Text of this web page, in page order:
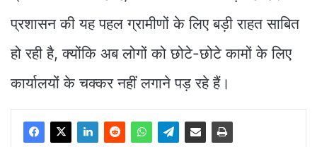
प्रशासन की यह पहल ग्रामीणों के लिए बड़ी राहत साबित
हो रही है, क्योंकि अब लोगों को छोटे-छोटे कामों के लिए
कार्यालयों के चक्कर नहीं लगाने पड़ रहे हैं।